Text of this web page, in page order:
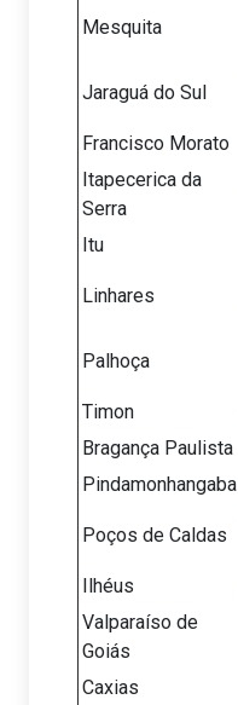
Mesquita
Jaraguá do Sul
Francisco Morato
Itapecerica da
Serra
Itu
Linhares
Palhoça
Timon
Bragança Paulista
Pindamonhangaba
Poços de Caldas
Ilhéus
Valparaíso de
Goiás
Caxias